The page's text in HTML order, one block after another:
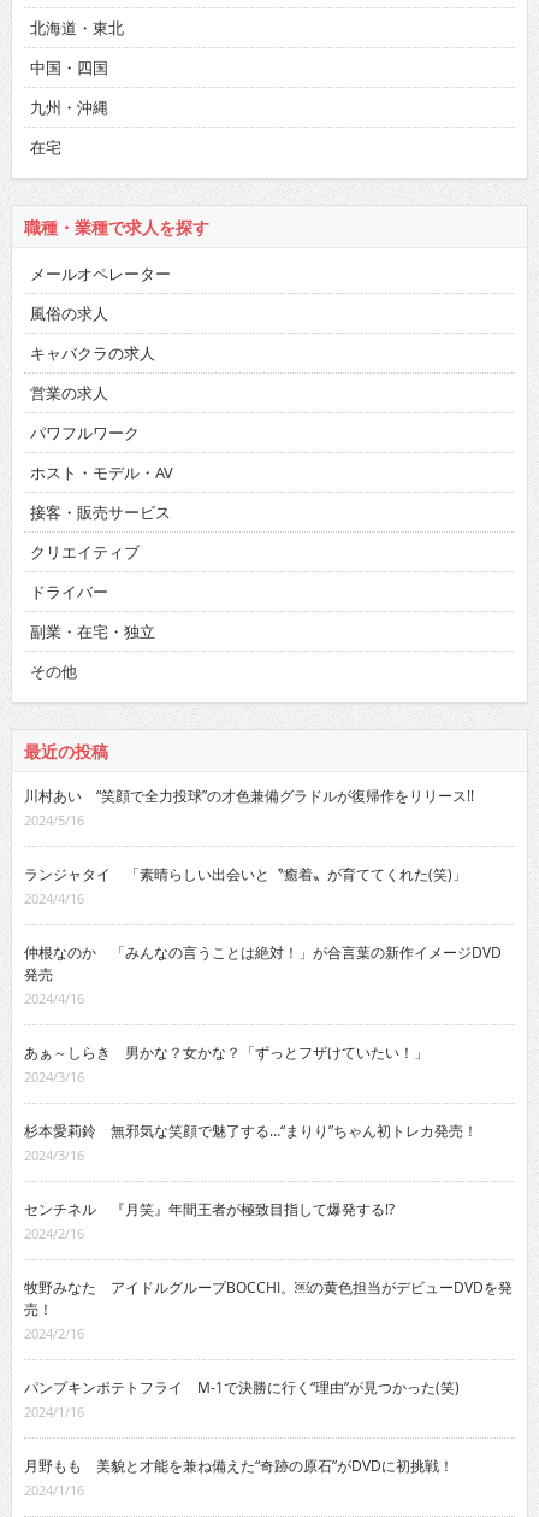
北海道・東北
中国・四国
九州・沖縄
在宅
職種・業種で求人を探す
メールオペレーター
風俗の求人
キャバクラの求人
営業の求人
パワフルワーク
ホスト・モデル・AV
接客・販売サービス
クリエイティブ
ドライバー
副業・在宅・独立
その他
最近の投稿
川村あい “笑顔で全力投球”の才色兼備グラドルが復帰作をリリース!!
2024/5/16
ランジャタイ 「素晴らしい出会いと〝癒着〟が育ててくれた(笑)」
2024/4/16
仲根なのか 「みんなの言うことは絶対！」が合言葉の新作イメージDVD
発売
2024/4/16
あぁ～しらき 男かな？女かな？「ずっとフザけていたい！」
2024/3/16
杉本愛莉鈴 無邪気な笑顔で魅了する…“まりり”ちゃん初トレカ発売！
2024/3/16
センチネル 『月笑』年間王者が極致目指して爆発する!?
2024/2/16
牧野みなた アイドルグループBOCCHI。￼の黄色担当がデビューDVDを発
売！
2024/2/16
パンプキンポテトフライ M-1で決勝に行く“理由”が見つかった(笑)
2024/1/16
月野もも 美貌と才能を兼ね備えた“奇跡の原石”がDVDに初挑戦！
2024/1/16